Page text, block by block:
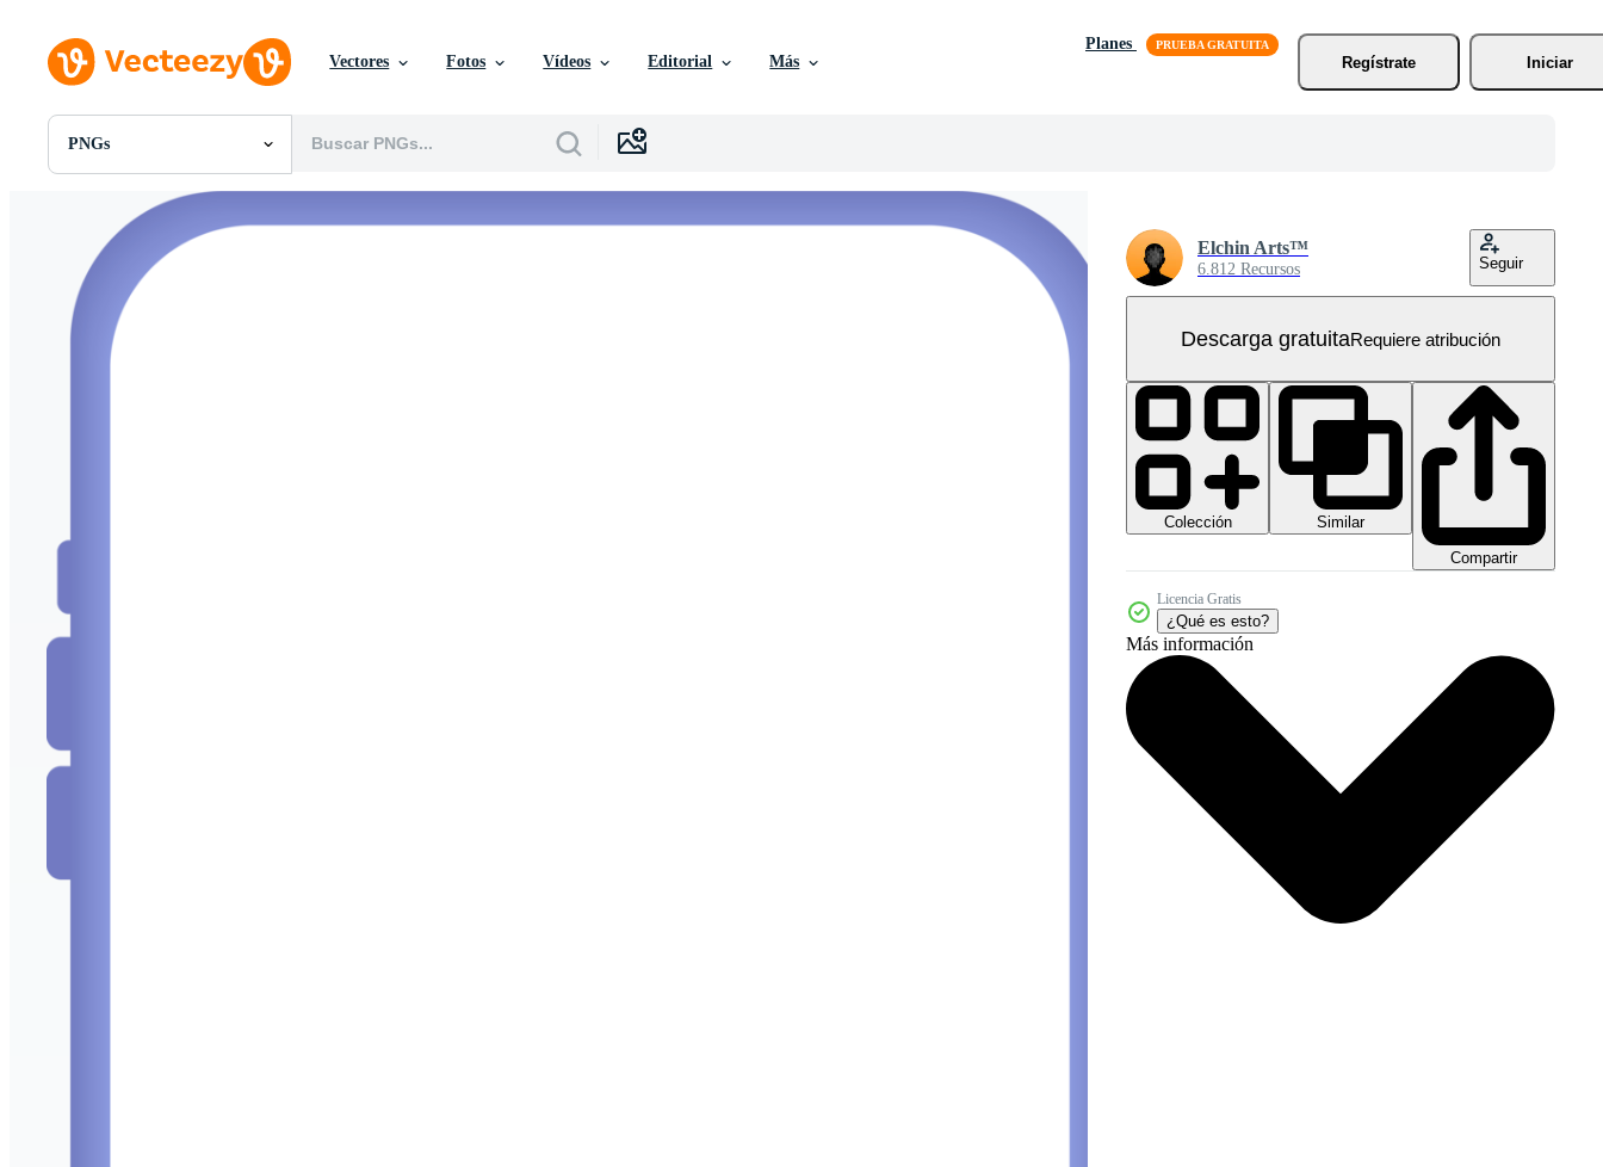
Vectores Fotos Vídeos Editorial Más
Planes
Regístrate
Iniciar
PNGs
Todas Imágenes
PNGs
PSDs
Plantillas
Vectores
Videos
Elchin Arts™
6.812 Recursos Seguir
Descarga gratuitaRequiere atribución
Colección
Similar
Compartir
Licencia Gratis
¿Qué es esto?
Más información